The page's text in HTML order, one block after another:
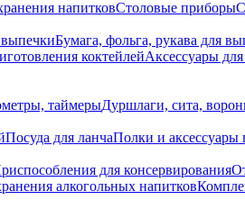
напитковСтоловые приборы
Бумага, фольга, рукава для
коктейлейАксессуары
таймерыДуршлаги, сита,
Посуда для ланчаПолки и аксессуары
для консервирования
алкогольных напитков